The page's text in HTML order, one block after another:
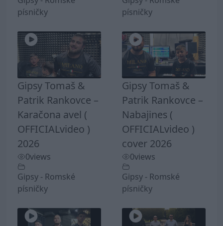
písničky
písničky
Gipsy Tomaš &
Patrik Rankovce –
Karačona avel (
OFFICIALvideo )
2026
0views
Gipsy - Romské
písničky
Gipsy Tomaš &
Patrik Rankovce –
Nabajines (
OFFICIALvideo )
cover 2026
0views
Gipsy - Romské
písničky